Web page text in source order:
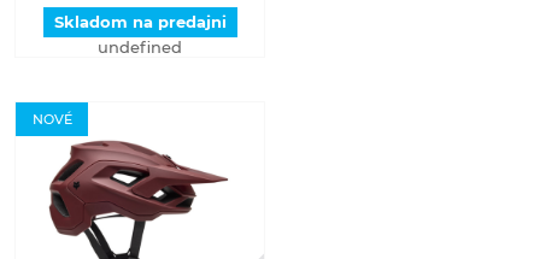
Skladom na predajni
undefined
NOVÉ